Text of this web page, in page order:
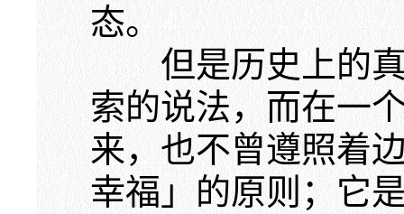
态。
但是历史上的真
索的说法，而在一
来，也不曾遵照着
幸福」的原则；它